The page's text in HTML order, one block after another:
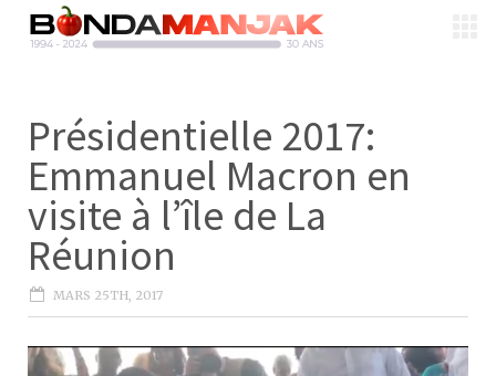
Présidentielle 2017:
Emmanuel Macron en
visite à l’île de La
Réunion
MARS 25TH, 2017